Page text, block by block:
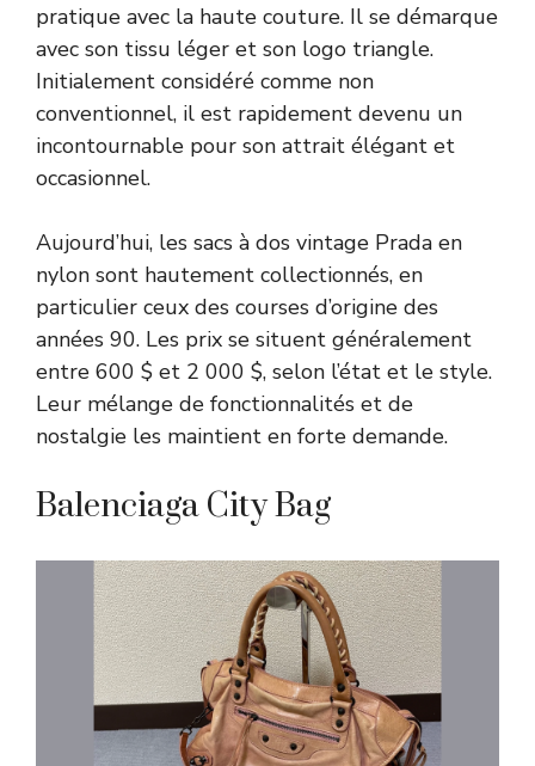
pratique avec la haute couture. Il se démarque
avec son tissu léger et son logo triangle.
Initialement considéré comme non
conventionnel, il est rapidement devenu un
incontournable pour son attrait élégant et
occasionnel.
Aujourd’hui, les sacs à dos vintage Prada en
nylon sont hautement collectionnés, en
particulier ceux des courses d’origine des
années 90. Les prix se situent généralement
entre 600 $ et 2 000 $, selon l’état et le style.
Leur mélange de fonctionnalités et de
nostalgie les maintient en forte demande.
Balenciaga City Bag